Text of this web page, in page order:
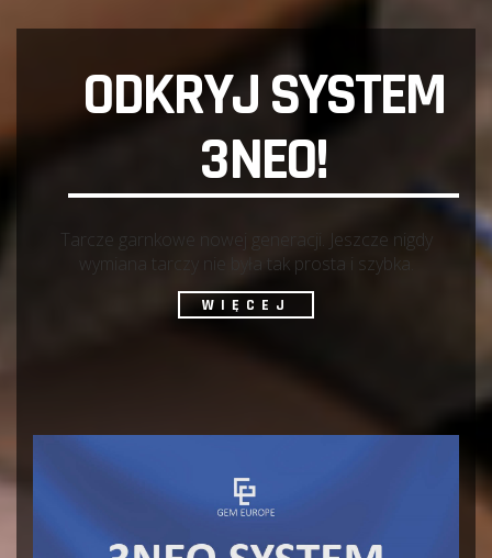
ODKRYJ SYSTEM
3NEO!
Tarcze garnkowe nowej generacji. Jeszcze nigdy
wymiana tarczy nie była tak prosta i szybka.
WIĘCEJ